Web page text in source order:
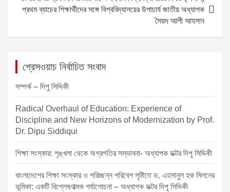
k
প্রথম ব্যাচের শিক্ষার্থীদের সঙ্গে বিশ্ববিদ্যালয়ের উপাচার্য জাতীয় অধ্যাপক
সৈয়দ আলী আহসান
প্রেসওয়াচ নির্বাচিত সংবাদ
সম্পর্ক – দিপু সিদ্দিকী
Radical Overhaul of Education: Experience of
Discipline and New Horizons of Modernization by Prof.
Dr. Dipu Siddiqui
শিক্ষা সংস্কার: শৃঙ্খলা থেকে অগ্রগতির সম্ভাবনা- অধ্যাপক ডক্টর দিপু সিদ্দিকী
বাংলাদেশের শিক্ষা সংস্কার ও পরিচ্ছন্ন পরিবেশ সৃষ্টিতে ড. এহসানুল হক মিলনের
ভূমিকা: একটি বিশ্লেষণাত্মক পর্যালোচনা – অধ্যাপক ডক্টর দিপু সিদ্দিকী